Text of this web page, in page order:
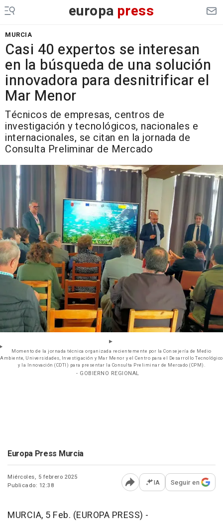
europa press
MURCIA
Casi 40 expertos se interesan
en la búsqueda de una solución
innovadora para desnitrificar el
Mar Menor
Técnicos de empresas, centros de
investigación y tecnológicos, nacionales e
internacionales, se citan en la jornada de
Consulta Preliminar de Mercado
Momento de la jornada técnica organizada recientemente por la Consejería de Medio
Ambiente, Universidades, Investigación y Mar Menor y el Centro para el Desarrollo Tecnológico
y la Innovación (CDTI) para presentar la Consulta Preliminar de Mercado (CPM).
- GOBIERNO REGIONAL
Europa Press Murcia
Miércoles, 5 febrero 2025
Publicado: 12:38
Abrir opciones para
IA Seguir en
MURCIA, 5 Feb. (EUROPA PRESS) -